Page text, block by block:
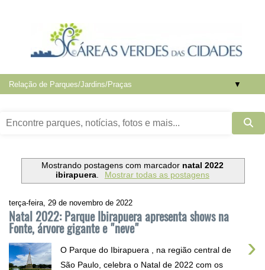
▼
Mostrando postagens com marcador natal 2022
ibirapuera. Mostrar todas as postagens
terça-feira, 29 de novembro de 2022
Natal 2022: Parque Ibirapuera apresenta shows na
Fonte, árvore gigante e "neve"
›
O Parque do Ibirapuera , na região central de
São Paulo, celebra o Natal de 2022 com os